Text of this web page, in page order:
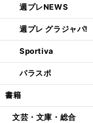
週プレNEWS
週プレ グラジャパ!
Sportiva
パラスポ
書籍
文芸・文庫・総合